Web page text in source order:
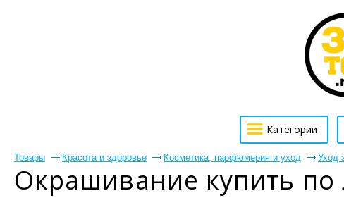
Товары Красота и здоровье Косметика, парфюмерия и уход Уход
Окрашивание купить
Категории